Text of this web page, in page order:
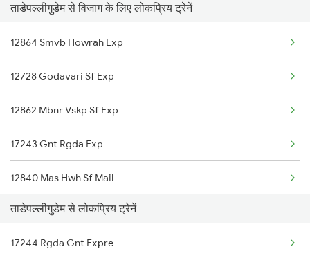
Visakhapatnam to Tirur Trains
Visakhapatnam to Tilaru Trains
Visakhapatnam to Thanjavur Trains
Visakhapatnam to Tilda Trains
Visakhapatnam to Tamluk Trains
Visakhapatnam to Thane Trains
Visakhapatnam to Toranagallu Trains
Visakhapatnam to Tanuku Trains
ताडेपल्लीगुडेम से विजाग के लिए लोकप्रिय ट्रेनें
12864 Smvb Howrah Exp
12728 Godavari Sf Exp
12862 Mbnr Vskp Sf Exp
17243 Gnt Rgda Exp
12840 Mas Hwh Sf Mail
17045 Chz Akp Express
12784 Vskp Ac Sf Exp
ताडेपल्लीगुडेम से लोकप्रिय ट्रेनें
17244 Rgda Gnt Expre